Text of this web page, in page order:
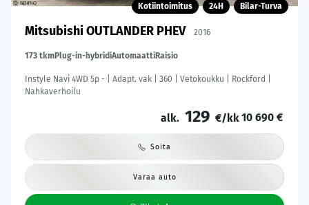
Kotiintoimitus 24H Bilar-Turva
Mitsubishi OUTLANDER PHEV 2016
173 tkmPlug-in-hybridiAutomaattiRaisio
Instyle Navi 4WD 5p - | Adapt. vak | 360 | Vetokoukku | Rockford |
Nahkaverhoilu
alk. 129 €/kk10 690 €
Soita
Varaa auto